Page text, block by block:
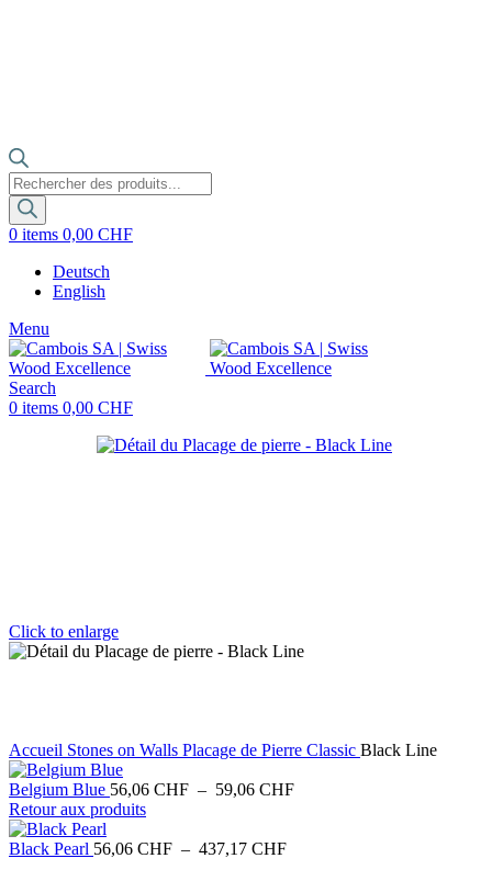
Recherche
de
produits
0 items 0,00 CHF
Deutsch
English
Menu
Search
0 items 0,00 CHF
Click to enlarge
Accueil Stones on Walls Placage de Pierre Classic Black Line
Belgium Blue 56,06 CHF – 59,06 CHFPlage
Retour aux produits
Black Pearl 56,06 CHF – 437,17 CHFPlage